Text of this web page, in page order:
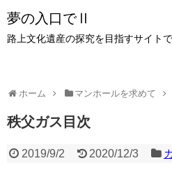
夢の入口でⅡ
路上文化遺産の探究を目指すサイトで
ホーム マンホールを求めて
秩父ガス目次
2019/9/2 2020/12/3